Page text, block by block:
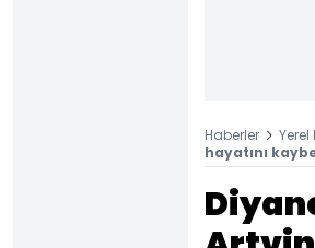
Haberler Yerel
hayatını